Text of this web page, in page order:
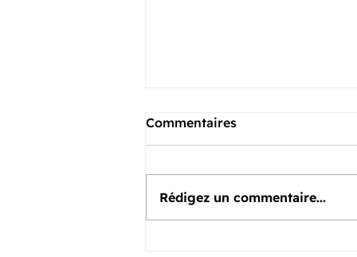
Commentaires
Rédigez un commentaire...